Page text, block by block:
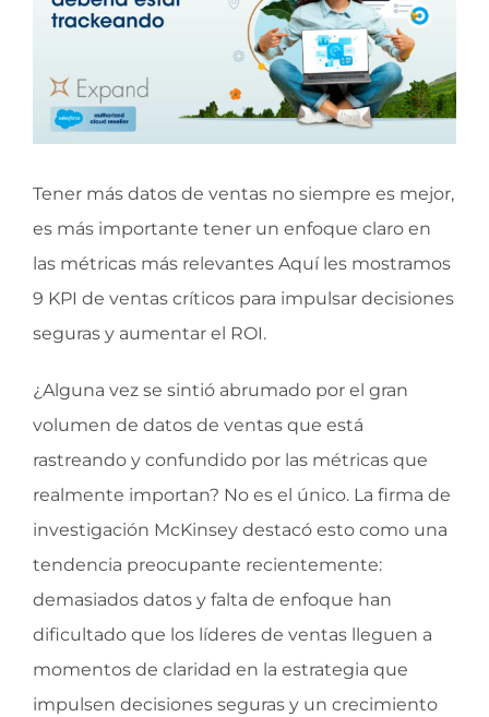
Tener más datos de ventas no siempre es mejor,
es más importante tener un enfoque claro en
las métricas más relevantes Aquí les mostramos
9 KPI de ventas críticos para impulsar decisiones
seguras y aumentar el ROI.
¿Alguna vez se sintió abrumado por el gran
volumen de datos de ventas que está
rastreando y confundido por las métricas que
realmente importan? No es el único. La firma de
investigación McKinsey destacó esto como una
tendencia preocupante recientemente:
demasiados datos y falta de enfoque han
dificultado que los líderes de ventas lleguen a
momentos de claridad en la estrategia que
impulsen decisiones seguras y un crecimiento